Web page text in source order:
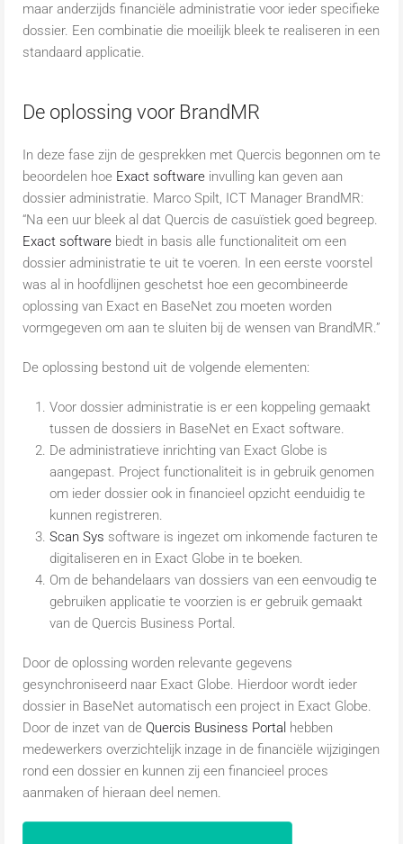
maar anderzijds financiële administratie voor ieder specifieke
dossier. Een combinatie die moeilijk bleek te realiseren in een
standaard applicatie.
De oplossing voor BrandMR
In deze fase zijn de gesprekken met Quercis begonnen om te
beoordelen hoe Exact software invulling kan geven aan
dossier administratie. Marco Spilt, ICT Manager BrandMR:
“Na een uur bleek al dat Quercis de casuïstiek goed begreep.
Exact software biedt in basis alle functionaliteit om een
dossier administratie te uit te voeren. In een eerste voorstel
was al in hoofdlijnen geschetst hoe een gecombineerde
oplossing van Exact en BaseNet zou moeten worden
vormgegeven om aan te sluiten bij de wensen van BrandMR.”
De oplossing bestond uit de volgende elementen:
Voor dossier administratie is er een koppeling gemaakt
tussen de dossiers in BaseNet en Exact software.
De administratieve inrichting van Exact Globe is
aangepast. Project functionaliteit is in gebruik genomen
om ieder dossier ook in financieel opzicht eenduidig te
kunnen registreren.
Scan Sys software is ingezet om inkomende facturen te
digitaliseren en in Exact Globe in te boeken.
Om de behandelaars van dossiers van een eenvoudig te
gebruiken applicatie te voorzien is er gebruik gemaakt
van de Quercis Business Portal.
Door de oplossing worden relevante gegevens
gesynchroniseerd naar Exact Globe. Hierdoor wordt ieder
dossier in BaseNet automatisch een project in Exact Globe.
Door de inzet van de Quercis Business Portal hebben
medewerkers overzichtelijk inzage in de financiële wijzigingen
rond een dossier en kunnen zij een financieel proces
aanmaken of hieraan deel nemen.